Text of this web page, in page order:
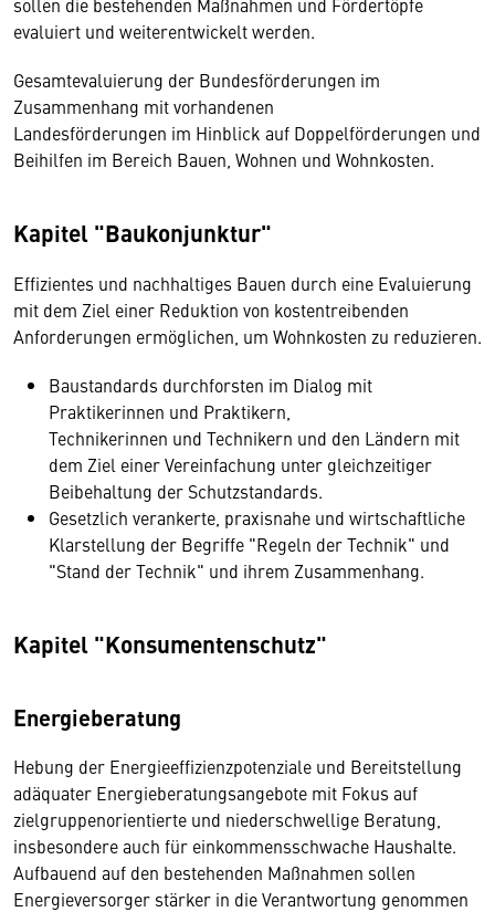
evaluiert und weiterentwickelt werden.
Gesamtevaluierung der Bundesförderungen im
Zusammenhang mit vorhandenen
Landesförderungen im Hinblick auf Doppelförderungen und
Beihilfen im Bereich Bauen, Wohnen und Wohnkosten.
Kapitel "Baukonjunktur"
Effizientes und nachhaltiges Bauen durch eine Evaluierung
mit dem Ziel einer Reduktion von kostentreibenden
Anforderungen ermöglichen, um Wohnkosten zu reduzieren.
Baustandards durchforsten im Dialog mit
Praktikerinnen und Praktikern,
Technikerinnen und Technikern und den Ländern mit
dem Ziel einer Vereinfachung unter gleichzeitiger
Beibehaltung der Schutzstandards.
Gesetzlich verankerte, praxisnahe und wirtschaftliche
Klarstellung der Begriffe "Regeln der Technik" und
"Stand der Technik" und ihrem Zusammenhang.
Kapitel "Konsumentenschutz"
Energieberatung
Hebung der Energieeffizienzpotenziale und Bereitstellung
adäquater Energieberatungsangebote mit Fokus auf
zielgruppenorientierte und niederschwellige Beratung,
insbesondere auch für einkommensschwache Haushalte.
Aufbauend auf den bestehenden Maßnahmen sollen
Energieversorger stärker in die Verantwortung genommen